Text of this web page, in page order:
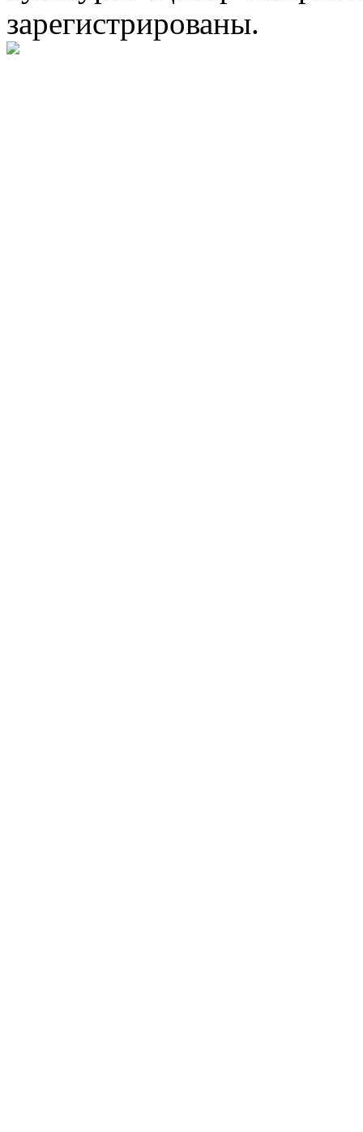
зарегистрированы.